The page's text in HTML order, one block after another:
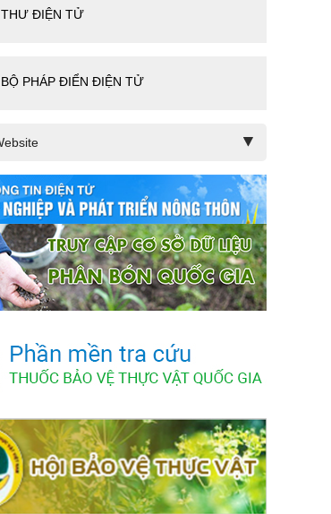
THƯ ĐIỆN TỬ
BỘ PHÁP ĐIỂN ĐIỆN TỬ